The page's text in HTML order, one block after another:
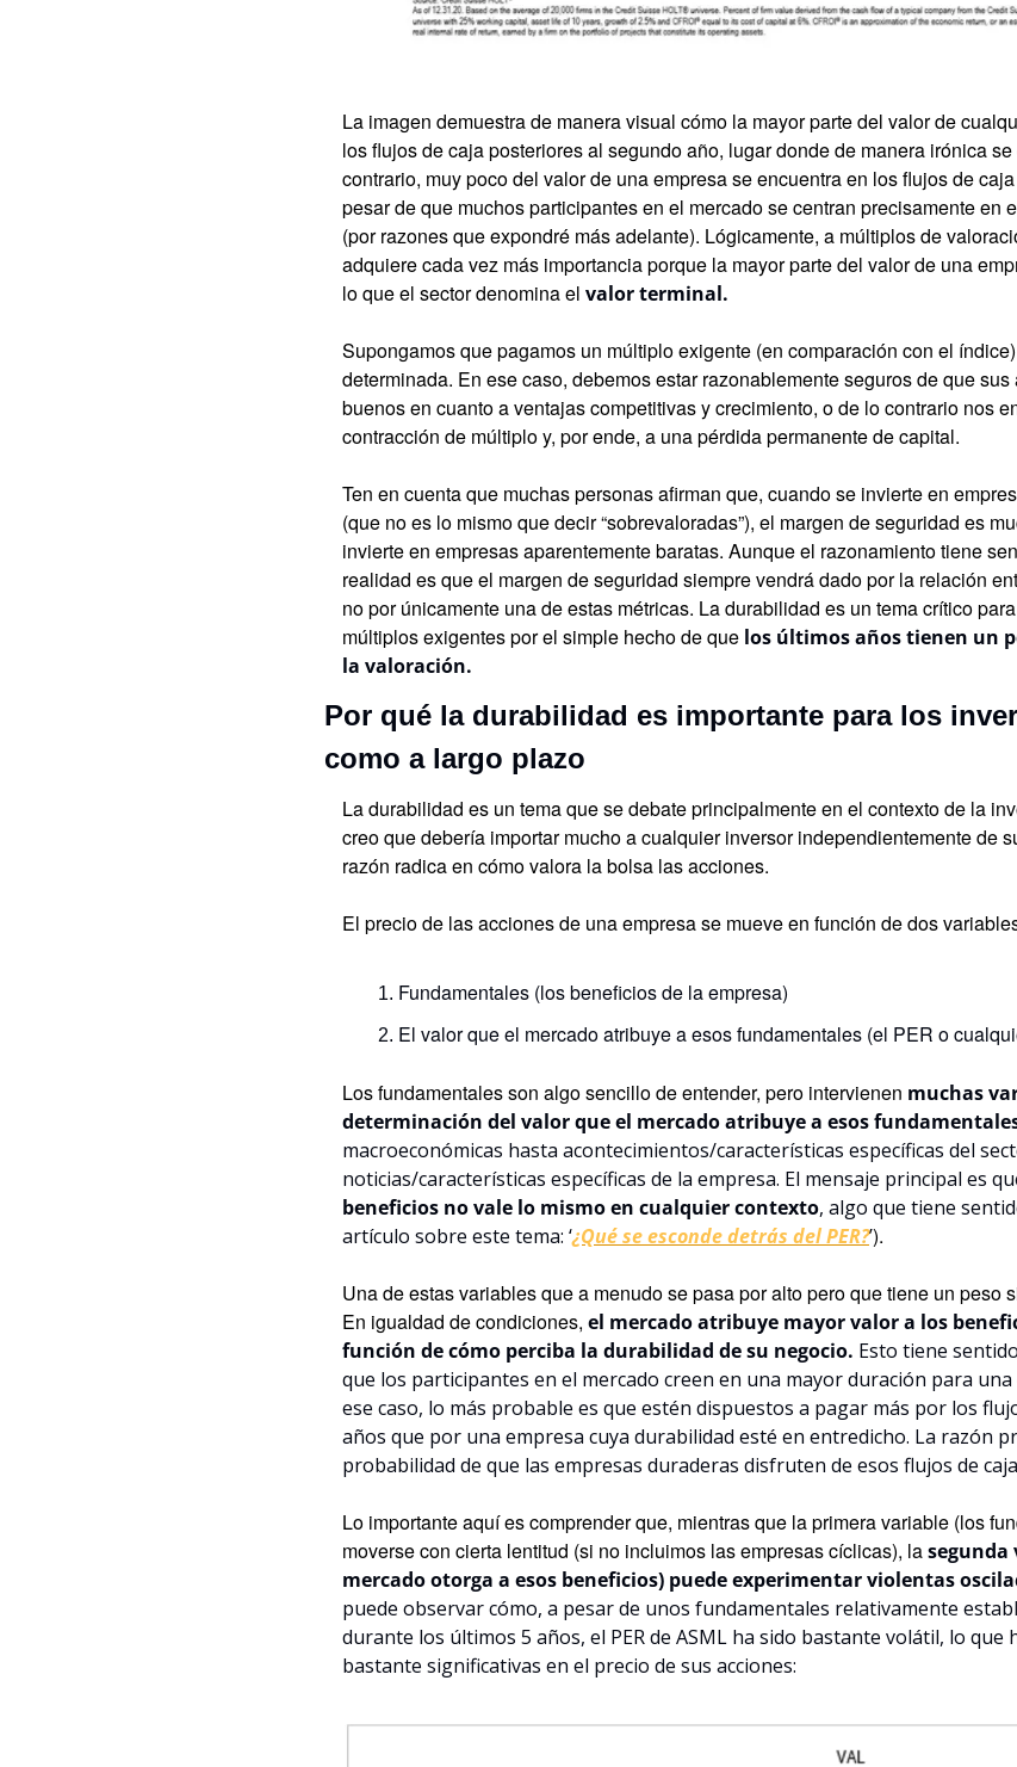
La imagen demuestra de manera visual cómo la mayor parte del valor de
los flujos de caja posteriores al segundo año, lugar donde de manera irónica
contrario, muy poco del valor de una empresa se encuentra en los flujos de
pesar de que muchos participantes en el mercado se centran precisamente en
(por razones que expondré más adelante). Lógicamente, a múltiplos de
adquiere cada vez más importancia porque la mayor parte del valor de una
lo que el sector denomina el valor terminal.
Supongamos que pagamos un múltiplo exigente (en comparación con el
determinada. En ese caso, debemos estar razonablemente seguros de que sus
buenos en cuanto a ventajas competitivas y crecimiento, o de lo contrario nos
contracción de múltiplo y, por ende, a una pérdida permanente de capital.
Ten en cuenta que muchas personas afirman que, cuando se invierte en
(que no es lo mismo que decir “sobrevaloradas”), el margen de seguridad es
invierte en empresas aparentemente baratas. Aunque el razonamiento tiene
realidad es que el margen de seguridad siempre vendrá dado por la relación
no por únicamente una de estas métricas. La durabilidad es un tema crítico
múltiplos exigentes por el simple hecho de que los últimos años tienen un
la valoración.
Por qué la durabilidad es importante para los
como a largo plazo
La durabilidad es un tema que se debate principalmente en el contexto de la
creo que debería importar mucho a cualquier inversor independientemente de
razón radica en cómo valora la bolsa las acciones.
El precio de las acciones de una empresa se mueve en función de dos
Fundamentales (los beneficios de la empresa)
El valor que el mercado atribuye a esos fundamentales (el PER o
Los fundamentales son algo sencillo de entender, pero intervienen muchas
determinación del valor que el mercado atribuye a esos
macroeconómicas hasta acontecimientos/características específicas del
noticias/características específicas de la empresa. El mensaje principal es
beneficios no vale lo mismo en cualquier contexto, algo que tiene
artículo sobre este tema: ‘¿Qué se esconde detrás del PER?’).
Una de estas variables que a menudo se pasa por alto pero que tiene un peso
En igualdad de condiciones, el mercado atribuye mayor valor a los
función de cómo perciba la durabilidad de su negocio. Esto tiene
que los participantes en el mercado creen en una mayor duración para
ese caso, lo más probable es que estén dispuestos a pagar más por los
años que por una empresa cuya durabilidad esté en entredicho. La razón
probabilidad de que las empresas duraderas disfruten de esos flujos de
Lo importante aquí es comprender que, mientras que la primera variable (los
moverse con cierta lentitud (si no incluimos las empresas cíclicas), la segunda
mercado otorga a esos beneficios) puede experimentar violentas
puede observar cómo, a pesar de unos fundamentales relativamente
durante los últimos 5 años, el PER de ASML ha sido bastante volátil, lo que
bastante significativas en el precio de sus acciones: